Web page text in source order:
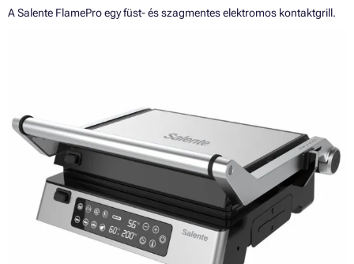
A Salente FlamePro egy füst- és szagmentes elektromos kontaktgrill.